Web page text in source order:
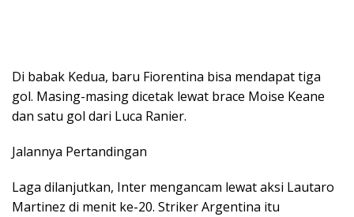
Di babak Kedua, baru Fiorentina bisa mendapat tiga
gol. Masing-masing dicetak lewat brace Moise Keane
dan satu gol dari Luca Ranier.
Jalannya Pertandingan
Laga dilanjutkan, Inter mengancam lewat aksi Lautaro
Martinez di menit ke-20. Striker Argentina itu